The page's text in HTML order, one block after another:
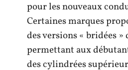
pour les nouveaux
Certaines marques
des versions « bridées
permettant aux
des cylindrées